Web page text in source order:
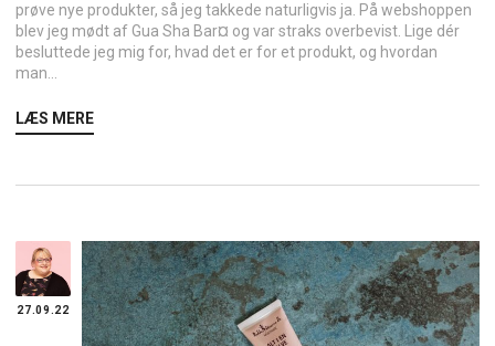
prøve nye produkter, så jeg takkede naturligvis ja. På webshoppen
blev jeg mødt af Gua Sha Bar¤ og var straks overbevist. Lige dér
besluttede jeg mig for, hvad det er for et produkt, og hvordan
man...
LÆS MERE
27.09.22